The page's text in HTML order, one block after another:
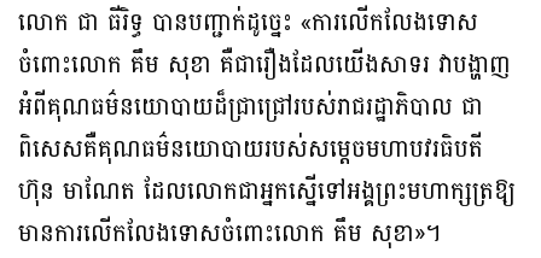
លោក ជា ធីរិទ្ធ បានបញ្ជាក់ដូច្នេះ «ការលើកលែងទោស
ចំពោះលោក គឹម សុខា គឺជារឿងដែលយើងសាទរ វាបង្ហាញ
អំពីគុណធម៌នយោបាយដ៏ជ្រាជ្រៅរបស់រាជរដ្ឋាភិបាល ជា
ពិសេសគឺគុណធម៌នយោបាយរបស់សម្ដេចមហាបវរធិបតី
ហ៊ុន មាណែត ដែលលោកជាអ្នកស្នើទៅអង្គព្រះមហាក្សត្រឱ្យ
មានការលើកលែងទោសចំពោះលោក គឹម សុខា»។